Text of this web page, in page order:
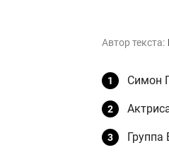
Автор текста:
Симон
Группа